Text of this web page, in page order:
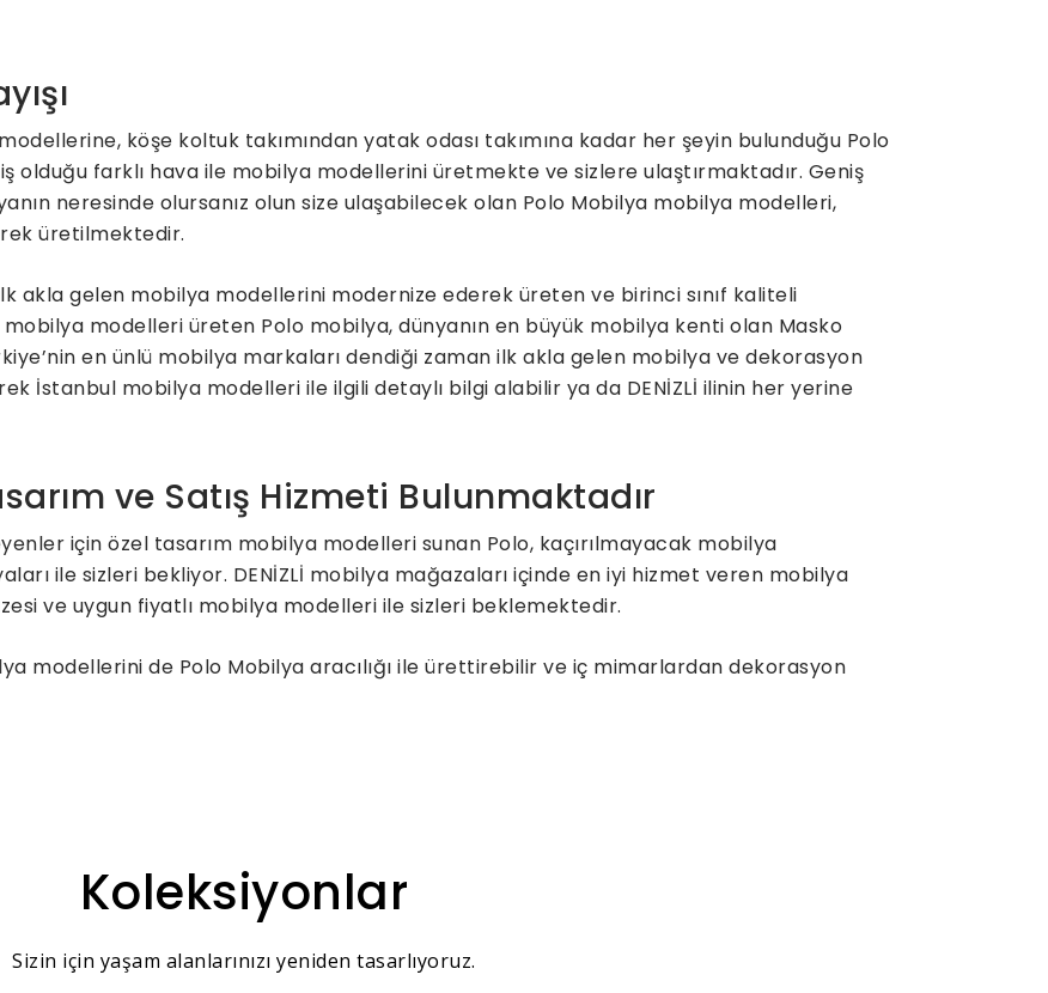
köşe koltuk takımından yatak odası takımına kadar her şeyin bulunduğu Polo
olduğu farklı hava ile mobilya modellerini üretmekte ve sizlere ulaştırmaktadır. Geniş
neresinde olursanız olun size ulaşabilecek olan Polo Mobilya mobilya modelleri,
üretilmektedir.
akla gelen mobilya modellerini modernize ederek üreten ve birinci sınıf kaliteli
modelleri üreten Polo mobilya, dünyanın en büyük mobilya kenti olan Masko
en ünlü mobilya markaları dendiği zaman ilk akla gelen mobilya ve dekorasyon
İstanbul mobilya modelleri ile ilgili detaylı bilgi alabilir ya da DENİZLİ ilinin her yerine
ve Satış Hizmeti Bulunmaktadır
için özel tasarım mobilya modelleri sunan Polo, kaçırılmayacak mobilya
ile sizleri bekliyor. DENİZLİ mobilya mağazaları içinde en iyi hizmet veren mobilya
ve uygun fiyatlı mobilya modelleri ile sizleri beklemektedir.
modellerini de Polo Mobilya aracılığı ile ürettirebilir ve iç mimarlardan dekorasyon
Koleksiyonlar
Sizin için yaşam alanlarınızı yeniden tasarlıyoruz.